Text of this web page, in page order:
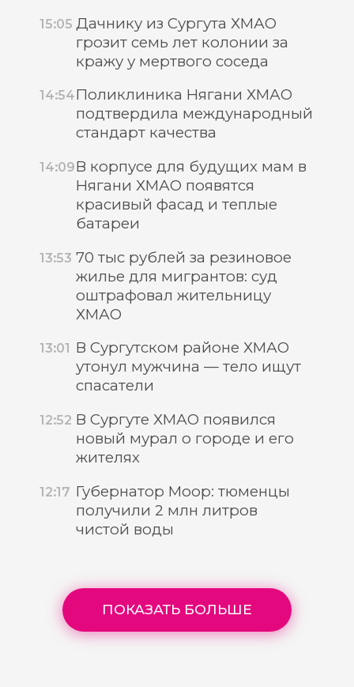
15:05 Дачнику из Сургута ХМАО
грозит семь лет колонии за
кражу у мертвого соседа
14:54Поликлиника Нягани ХМАО
подтвердила международный
стандарт качества
14:09В корпусе для будущих мам в
Нягани ХМАО появятся
красивый фасад и теплые
батареи
13:53 70 тыс рублей за резиновое
жилье для мигрантов: суд
оштрафовал жительницу
ХМАО
13:01 В Сургутском районе ХМАО
утонул мужчина — тело ищут
спасатели
12:52 В Сургуте ХМАО появился
новый мурал о городе и его
жителях
12:17 Губернатор Моор: тюменцы
получили 2 млн литров
чистой воды
ПОКАЗАТЬ БОЛЬШЕ